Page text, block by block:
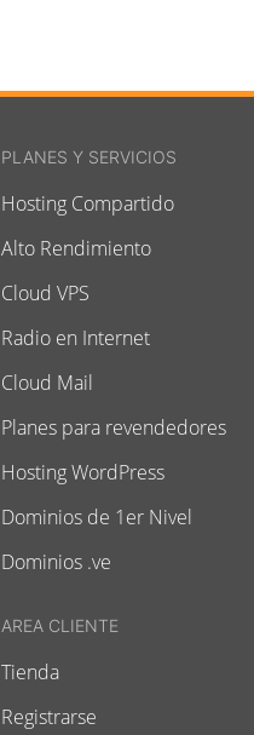
PLANES Y SERVICIOS
Hosting Compartido
Alto Rendimiento
Cloud VPS
Radio en Internet
Cloud Mail
Planes para revendedores
Hosting WordPress
Dominios de 1er Nivel
Dominios .ve
AREA CLIENTE
Tienda
Registrarse